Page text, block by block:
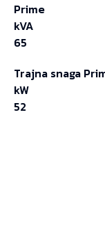
Prime
kVA
65
Trajna snaga
kW
52